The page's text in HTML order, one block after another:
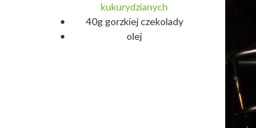
kukurydzianych
40g gorzkiej czekolady
olej